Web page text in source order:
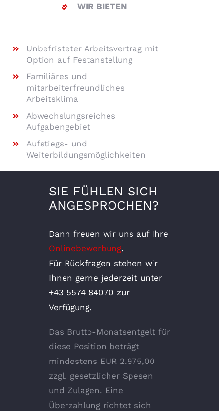
WIR BIETEN
Unbefristeter Arbeitsvertrag mit
Option auf Festanstellung
Familiäres und
mitarbeiterfreundliches
Arbeitsklima
Abwechslungsreiches
Aufgabengebiet
Aufstiegs- und
Weiterbildungsmöglichkeiten
SIE FÜHLEN SICH
ANGESPROCHEN?
Dann freuen wir uns auf Ihre
Onlinebewerbung.
Für Rückfragen stehen wir
Ihnen gerne jederzeit unter
+43 5574 84070 zur
Verfügung.
Das Brutto-Monatsentgelt für
diese Position beträgt
mindestens EUR 2.975,00
zzgl. gesetzlicher Spesen
und Zulagen. Eine
Überzahlung richtet sich